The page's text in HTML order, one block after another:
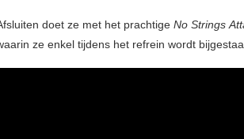
doet ze met het prachtige No Strings
ze enkel tijdens het refrein wordt